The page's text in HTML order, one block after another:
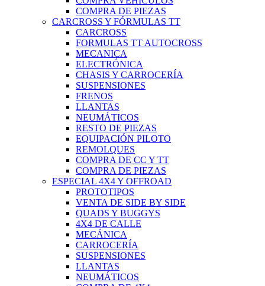
COMPRA DE PIEZAS
CARCROSS Y FÓRMULAS TT
CARCROSS
FORMULAS TT AUTOCROSS
MECANICA
ELECTRÓNICA
CHASIS Y CARROCERÍA
SUSPENSIONES
FRENOS
LLANTAS
NEUMÁTICOS
RESTO DE PIEZAS
EQUIPACIÓN PILOTO
REMOLQUES
COMPRA DE CC Y TT
COMPRA DE PIEZAS
ESPECIAL 4X4 Y OFFROAD
PROTOTIPOS
VENTA DE SIDE BY SIDE
QUADS Y BUGGYS
4X4 DE CALLE
MECÁNICA
CARROCERÍA
SUSPENSIONES
LLANTAS
NEUMÁTICOS